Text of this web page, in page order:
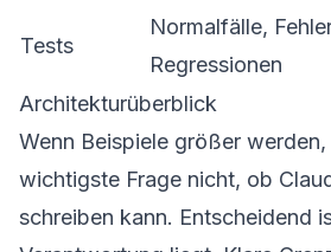
Tests
Normalfälle,
Regressionen
Architekturüberblick
Wenn Beispiele größer
wichtigste Frage nicht, ob
schreiben kann. Entscheidend